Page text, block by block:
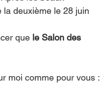
deuxième le 28 juin
que le Salon des
moi comme pour vous :